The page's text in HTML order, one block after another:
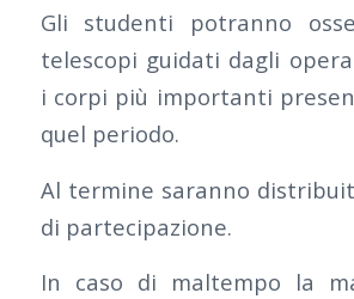
Gli studenti potranno
telescopi guidati dagli
i corpi più importanti
quel periodo.
Al termine saranno
di partecipazione.
In caso di maltempo la